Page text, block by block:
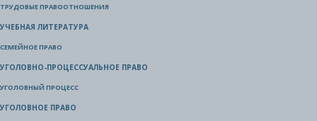
ТРУДОВЫЕ ПРАВООТНОШЕНИЯ
УЧЕБНАЯ ЛИТЕРАТУРА
СЕМЕЙНОЕ ПРАВО
УГОЛОВНО-ПРОЦЕССУАЛЬНОЕ ПРАВО
УГОЛОВНЫЙ ПРОЦЕСС
УГОЛОВНОЕ ПРАВО